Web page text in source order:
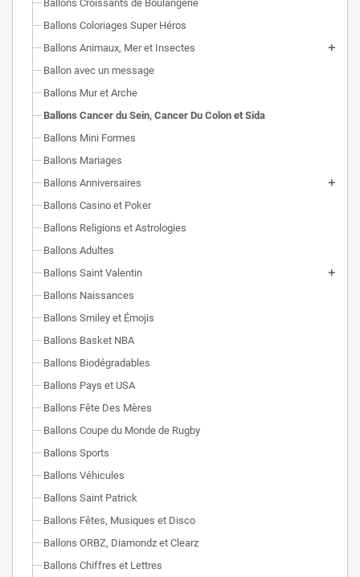
Ballons Croissants de Boulangerie
Ballons Coloriages Super Héros
Ballons Animaux, Mer et Insectes
Ballon avec un message
Ballons Mur et Arche
Ballons Cancer du Sein, Cancer Du Colon et Sida
Ballons Mini Formes
Ballons Mariages
Ballons Anniversaires
Ballons Casino et Poker
Ballons Religions et Astrologies
Ballons Adultes
Ballons Saint Valentin
Ballons Naissances
Ballons Smiley et Émojis
Ballons Basket NBA
Ballons Biodégradables
Ballons Pays et USA
Ballons Fête Des Mères
Ballons Coupe du Monde de Rugby
Ballons Sports
Ballons Véhicules
Ballons Saint Patrick
Ballons Fêtes, Musiques et Disco
Ballons ORBZ, Diamondz et Clearz
Ballons Chiffres et Lettres